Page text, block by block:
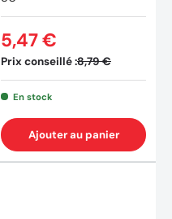
(2
Prix conseillé :8,79 €
5,47 €
En stock
Ajouter au panier